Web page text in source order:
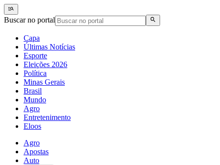
Buscar no portal
Capa
Últimas Notícias
Esporte
Eleições 2026
Política
Minas Gerais
Brasil
Mundo
Agro
Entretenimento
Eloos
Agro
Apostas
Auto